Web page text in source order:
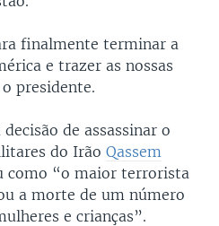
finalmente terminar a
e trazer as nossas
presidente.
de assassinar o
do Irão Qassem
como “o maior terrorista
a morte de um número
e crianças”.